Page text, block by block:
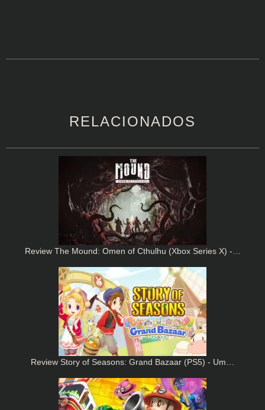
RELACIONADOS
Review The Mound: Omen of Cthulhu (Xbox Series X) -…
Review Story of Seasons: Grand Bazaar (PS5) - Um…